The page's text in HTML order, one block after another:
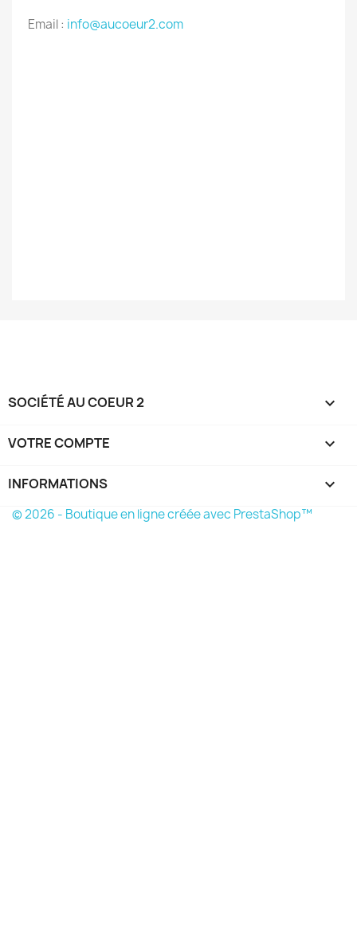
Email : info@aucoeur2.com
SOCIÉTÉ AU COEUR 2 
VOTRE COMPTE 
INFORMATIONS keyboard_arrow_down
© 2026 - Boutique en ligne créée avec PrestaShop™